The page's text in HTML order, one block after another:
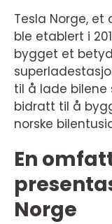
Tesla Norge, et
ble etablert i
bygget et
til å lade bilene
bidratt til å
norske
En
Norge